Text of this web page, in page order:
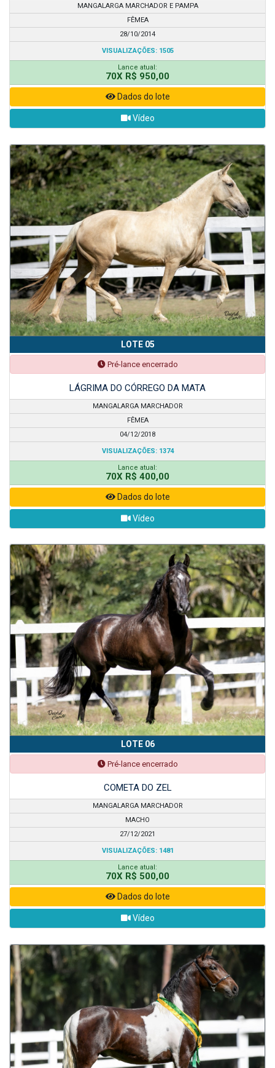
MANGALARGA MARCHADOR E PAMPA
FÊMEA
28/10/2014
VISUALIZAÇÕES: 1505
Lance atual:
70X R$ 950,00
Dados do lote
Vídeo
LOTE 05
Pré-lance encerrado
LÁGRIMA DO CÓRREGO DA MATA
MANGALARGA MARCHADOR
FÊMEA
04/12/2018
VISUALIZAÇÕES: 1374
Lance atual:
70X R$ 400,00
Dados do lote
Vídeo
LOTE 06
Pré-lance encerrado
COMETA DO ZEL
MANGALARGA MARCHADOR
MACHO
27/12/2021
VISUALIZAÇÕES: 1481
Lance atual:
70X R$ 500,00
Dados do lote
Vídeo